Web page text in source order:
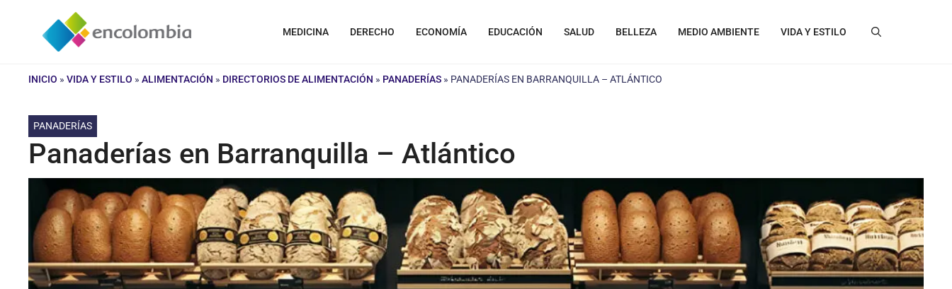
contenido
MEDICINA DERECHO ECONOMÍA EDUCACIÓN SALUD BELLEZA MEDIO AMBIENTE VIDA Y ESTILO
INICIO » VIDA Y ESTILO » ALIMENTACIÓN » DIRECTORIOS DE ALIMENTACIÓN » PANADERÍAS » PANADERÍAS EN BARRANQUILLA – ATLÁNTICO
PANADERÍAS
Panaderías en Barranquilla – Atlántico